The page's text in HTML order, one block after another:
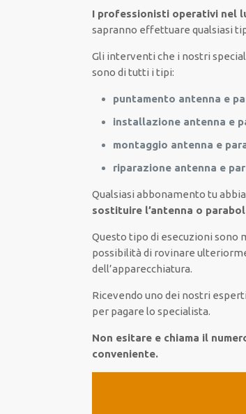
I professionisti operativi nel
sapranno effettuare qualsiasi
Gli interventi che i nostri
sono di tutti i tipi:
puntamento antenna e
installazione antenna e
montaggio antenna e
riparazione antenna e
Qualsiasi abbonamento tu
sostituire l’antenna o
Questo tipo di esecuzioni sono
possibilità di rovinare
dell’apparecchiatura.
Ricevendo uno dei nostri esperti
per pagare lo specialista.
Non esitare e chiama il
conveniente.